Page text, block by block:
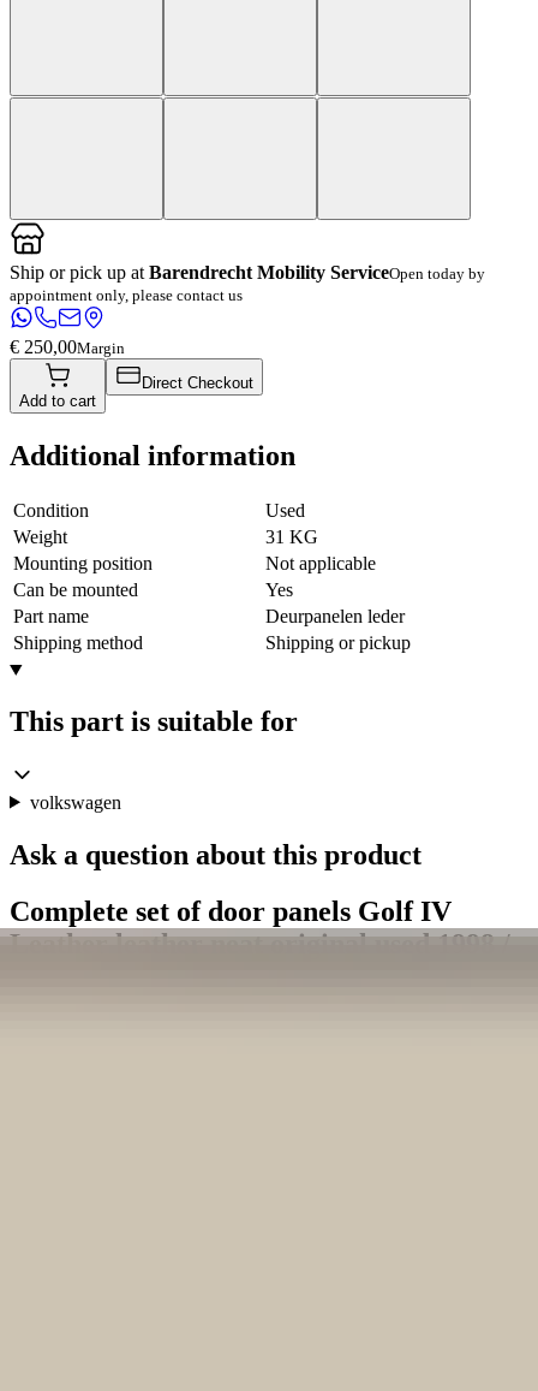
Ship or pick up at Barendrecht Mobility ServiceOpen today by
appointment only, please contact us
€ 250,00Margin
Add to cart
Direct Checkout
Additional information
Condition
Used
Weight
31 KG
Mounting position
Not applicable
Can be mounted
Yes
Part name
Deurpanelen leder
Shipping method
Shipping or pickup
This part is suitable for
volkswagen
Ask a question about this product
Complete set of door panels Golf IV
Leather leather neat original used 1998 /